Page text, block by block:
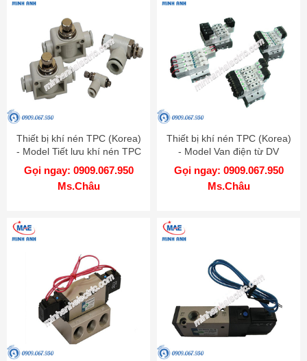
Thiết bị khí nén TPC (Korea)
- Model Tiết lưu khí nén TPC
Gọi ngay: 0909.067.950
Ms.Châu
Thiết bị khí nén TPC (Korea)
- Model Van điện từ DV
Gọi ngay: 0909.067.950
Ms.Châu